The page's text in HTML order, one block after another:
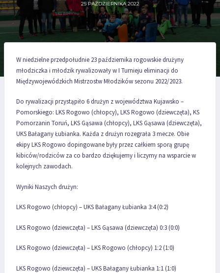
25 PAŹDZIERNIKA 2022
W niedzielne przedpołudnie 23 października rogowskie drużyny
młodziczka i młodzik rywalizowały w I Turnieju eliminacji do
Międzywojewódzkich Mistrzostw Młodzików sezonu 2022/2023.
Do rywalizacji przystąpiło 6 drużyn z województwa Kujawsko –
Pomorskiego: LKS Rogowo (chłopcy), LKS Rogowo (dziewczęta), KS
Pomorzanin Toruń, LKS Gąsawa (chłopcy), LKS Gąsawa (dziewczęta),
UKS Bałagany Łubianka. Każda z drużyn rozegrała 3 mecze. Obie
ekipy LKS Rogowo dopingowane były przez całkiem sporą grupę
kibiców/rodziców za co bardzo dziękujemy i liczymy na wsparcie w
kolejnych zawodach.
Wyniki Naszych drużyn:
LKS Rogowo (chłopcy) – UKS Bałagany Łubianka 3:4 (0:2)
LKS Rogowo (dziewczęta) – LKS Gąsawa (dziewczęta) 0:3 (0:0)
LKS Rogowo (dziewczęta) – LKS Rogowo (chłopcy) 1:2 (1:0)
LKS Rogowo (dziewczęta) – UKS Bałagany Łubianka 1:1 (1:0)